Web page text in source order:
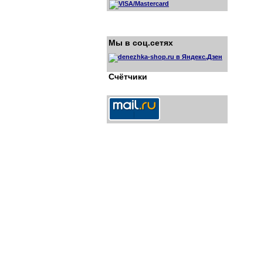
Мы в соц.сетях
Счётчики